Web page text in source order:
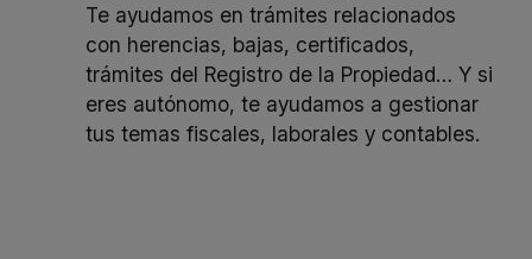
Te ayudamos en trámites relacionados
con herencias, bajas, certificados,
trámites del Registro de la Propiedad… Y si
eres autónomo, te ayudamos a gestionar
tus temas fiscales, laborales y contables.